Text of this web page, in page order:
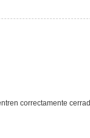
correctamente